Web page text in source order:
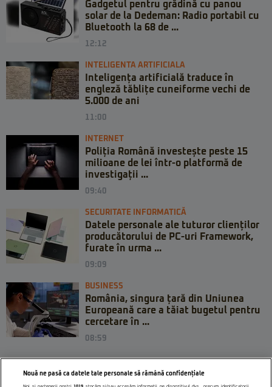
Gadgetul pentru grădină cu panou
solar de la Dedeman: Radio portabil cu
Bluetooth la 68 de ...
12:12
INTELIGENTA ARTIFICIALA
Inteligența artificială traduce în
engleză tăblițe cuneiforme vechi de
5.000 de ani
11:00
INTERNET
Poliția Română investește peste 15
milioane de lei într-o platformă de
investigații ...
09:40
SECURITATE INFORMATICĂ
Datele personale ale tuturor clienților
producătorului de PC-uri Framework,
furate în urma ...
09:09
BUSINESS
România, singura țară din Uniunea
Europeană care a tăiat bugetul pentru
cercetare în ...
08:59
Nouă ne pasă ca datele tale personale să rămână confidențiale